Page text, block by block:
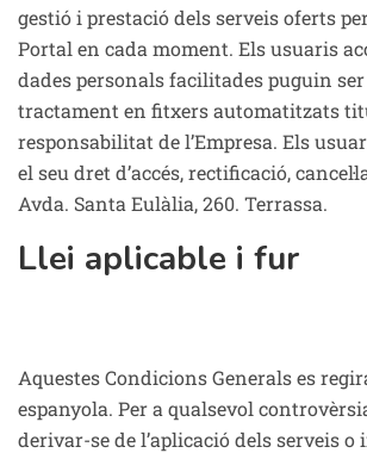
gestió i prestació dels serveis oferts
Portal en cada moment. Els usuaris
dades personals facilitades puguin ser
tractament en fitxers automatitzats
responsabilitat de l’Empresa. Els
el seu dret d’accés, rectificació,
Avda. Santa Eulàlia, 260. Terrassa.
Llei aplicable i fur
Aquestes Condicions Generals es
espanyola. Per a qualsevol
derivar-se de l’aplicació dels serveis